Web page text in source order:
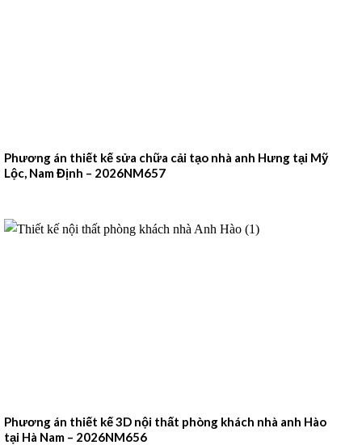
Phương án thiết kế sửa chữa cải tạo nhà anh Hưng tại Mỹ
Lộc, Nam Định – 2026NM657
Phương án thiết kế 3D nội thất phòng khách nhà anh Hào
tại Hà Nam – 2026NM656